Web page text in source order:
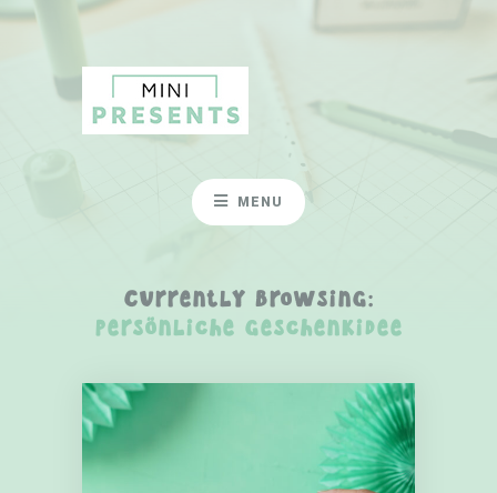
MENU
Currently Browsing:
persönliche Geschenkidee